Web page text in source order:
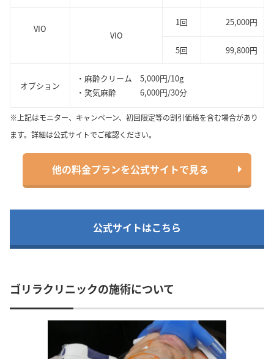
VIO
VIO
1回 25,000円
5回 99,800円
オプション
・麻酔クリーム 5,000円/10g
・笑気麻酔 6,000円/30分
※上記はモニター、キャンペーン、初回限定等の割引価格を含む場合があり
ます。詳細は公式サイトでご確認ください。
他の料金プランを公式サイトで見る
公式サイトはこちら
ゴリラクリニックの施術について